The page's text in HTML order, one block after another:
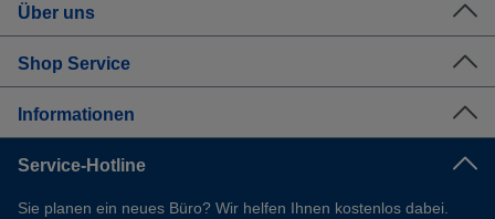
Über uns
Shop Service
Informationen
Service-Hotline
Sie planen ein neues Büro? Wir helfen Ihnen kostenlos dabei.